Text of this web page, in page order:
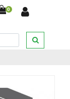
0
Smart TV e
full hd 1080p